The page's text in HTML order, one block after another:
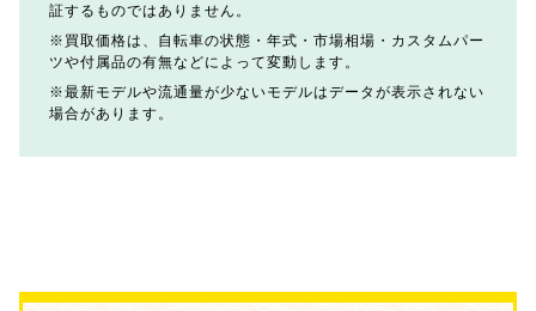
証するものではありません。
買取価格は、自転車の状態・年式・市場相場・カスタムパー
ツや付属品の有無などによって変動します。
最新モデルや流通量が少ないモデルはデータが表示されない
場合があります。